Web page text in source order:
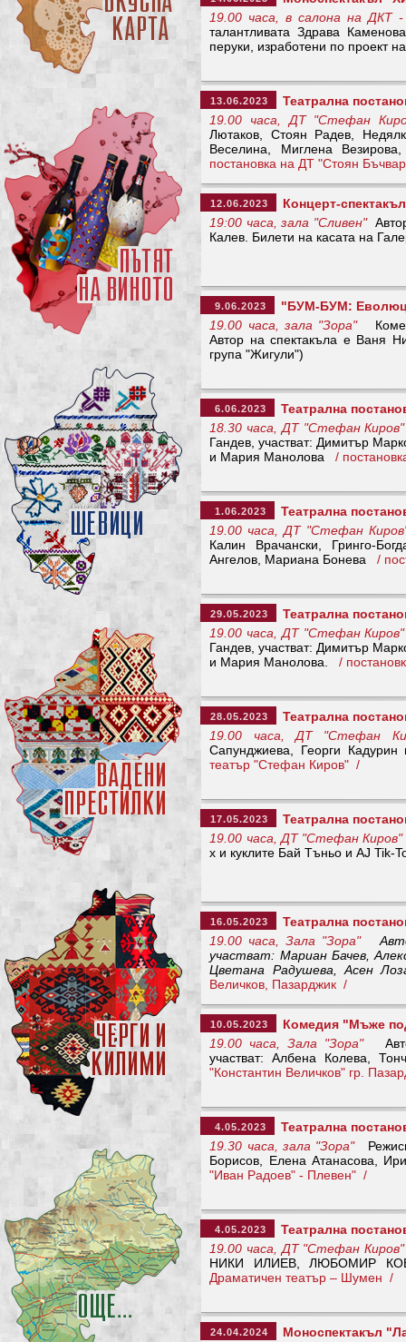
19.00 часа, в салона на ДКТ
талантливата Здрава
перуки, изработени по проект
13.06.2023
Театрална
19.00 часа, ДТ "Стефан
Лютаков, Стоян Радев,
Веселина, Миглена
постановка на ДТ "Стоян
12.06.2023
Концерт-
19:00 часа, зала "Сливен"
Калев. Билети на касата на
9.06.2023
"БУМ-БУМ:
19.00 часа, зала "Зора"
Автор на спектакъла е Ваня
група "Жигули")
6.06.2023
Театрална
18.30 часа, ДТ "Стефан Киров"
Гандев, участват: Димитър
и Мария Манолова/
1.06.2023
Театрална
19.00 часа, ДТ "Стефан
Калин Врачански, Гринго-
Ангелов, Мариана Бонева/
29.05.2023
Театрална
19.00 часа, ДТ "Стефан Киров"
Гандев, участват: Димитър
и Мария Манолова./
28.05.2023
Театрална
19.00 часа, ДТ "Стефан
Сапунджиева, Георги
театър "Стефан Киров" /
17.05.2023
Театрална
19.00 часа, ДТ "Стефан Киров"
x и куклите Бай Тъньо и AJ
16.05.2023
Театрална
19.00 часа, Зала "Зора"
участват: Мариан Бачев,
Цветана Радушева, Асен
Величков, Пазарджик /
10.05.2023
Комедия "Мъже
19.00 часа, Зала "Зора"
участват: Албена Колева,
"Константин Величков" гр.
4.05.2023
Театрална
19.30 часа, зала "Зора"
Борисов, Елена Атанасова,
"Иван Радоев" - Плевен" /
4.05.2023
Театрална
19.00 часа, ДТ "Стефан Киров"
НИКИ ИЛИЕВ, ЛЮБОМИР
Драматичен театър – Шумен /
24.04.2024
Моноспектакъл